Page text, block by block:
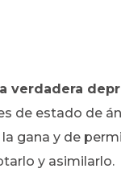
verdadera
de estado de
gana y de
y asimilarlo.